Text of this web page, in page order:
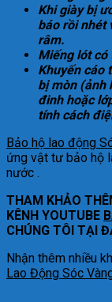
Khi giày bị
báo rồi nhét
râm.
Miếng lót có
Khuyến cáo
bị mòn (ảnh
đinh hoặc
tính cách
Bảo hộ lao động
ứng vật tư bảo hộ
nước .
THAM KHẢO
KÊNH YOUTUBE
CHÚNG TÔI TẠI
Nhận thêm nhiều
Lao Động Sóc